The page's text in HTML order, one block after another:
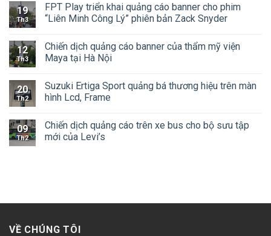
19
Th3
FPT Play triển khai quảng cáo banner cho phim
“Liên Minh Công Lý” phiên bản Zack Snyder
12
Th3
Chiến dịch quảng cáo banner của thẩm mỹ viện
Maya tại Hà Nội
20
Th2
Suzuki Ertiga Sport quảng bá thương hiệu trên màn
hình Lcd, Frame
09
Th2
Chiến dịch quảng cáo trên xe bus cho bộ sưu tập
mới của Levi’s
VỀ CHÚNG TÔI